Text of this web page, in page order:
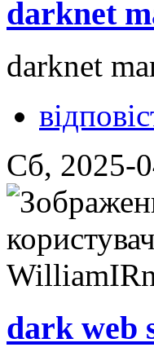
darknet
darknet
Сб, 2025-
dark web